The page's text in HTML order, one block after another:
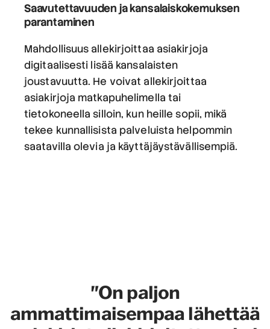
Saavutettavuuden ja kansalaiskokemuksen
parantaminen
Mahdollisuus allekirjoittaa asiakirjoja
digitaalisesti lisää kansalaisten
joustavuutta. He voivat allekirjoittaa
asiakirjoja matkapuhelimella tai
tietokoneella silloin, kun heille sopii, mikä
tekee kunnallisista palveluista helpommin
saatavilla olevia ja käyttäjäystävällisempiä.
"On paljon
ammattimaisempaa lähettää